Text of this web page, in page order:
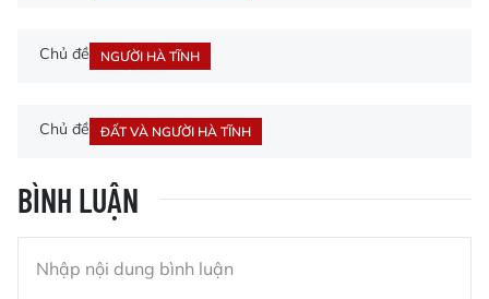
Chủ đề NGƯỜI HÀ TĨNH
Chủ đề ĐẤT VÀ NGƯỜI HÀ TĨNH
BÌNH LUẬN